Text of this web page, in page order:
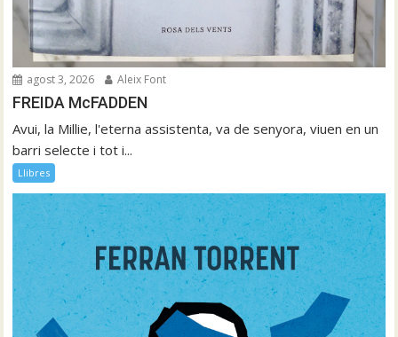
agost 3, 2026 Aleix Font
FREIDA McFADDEN
Avui, la Millie, l'eterna assistenta, va de senyora, viuen en un
barri selecte i tot i...
Llibres